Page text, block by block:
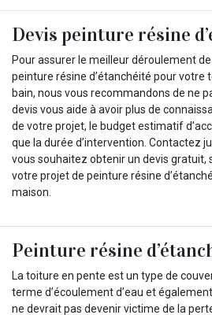
Devis peinture résine
Pour assurer le meilleur déroulement
peinture résine d’étanchéité pour votre
bain, nous vous recommandons de ne
devis vous aide à avoir plus de
de votre projet, le budget estimatif
que la durée d’intervention. Contactez
vous souhaitez obtenir un devis
votre projet de peinture résine
maison.
Peinture résine
La toiture en pente est un type de
terme d’écoulement d’eau et
ne devrait pas devenir victime de la